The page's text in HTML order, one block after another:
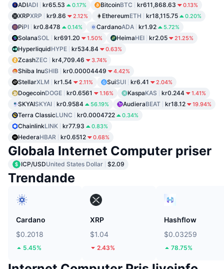
ADIADI kr65.53 0.17% BitcoinBTC kr611,868.63 0.13%
XRPXRP kr9.86 2.12% EthereumETH kr18,115.75 0.20%
PiPI kr0.8478 0.14% CardanoADA kr1.92 5.72%
SolanaSOL kr691.20 1.50% HeimaHEI kr2.05 21.25%
HyperliquidHYPE kr534.84 0.63%
ZcashZEC kr4,709.46 3.74%
Shiba InuSHIB kr0.00004449 4.42%
StellarXLM kr1.54 2.11% SuiSUI kr6.41 2.04%
DogecoinDOGE kr0.6561 1.16% KaspaKAS kr0.244 1.41%
SKYAISKYAI kr0.9584 56.19% AudieraBEAT kr18.12 19.94%
Terra ClassicLUNC kr0.0004722 0.34%
ChainlinkLINK kr77.93 0.83%
HederaHBAR kr0.6512 0.68%
Globala Internet Computer priser
ICP/USDUnited States Dollar $2.09
Trendande
Cardano
$0.2018
5.45%
XRP
$1.04
2.43%
Hashflow
$0.03259
78.75%